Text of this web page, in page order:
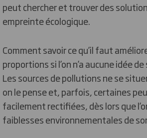
peut chercher et trouver des
empreinte écologique.
Comment savoir ce qu’il faut
proportions si l’on n’a aucune idée
Les sources de pollutions ne se
on le pense et, parfois, certaines
facilement rectifiées, dès lors que
faiblesses environnementales de